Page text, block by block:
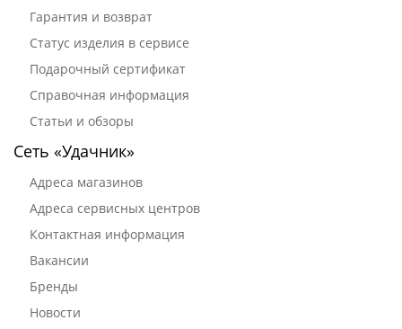
Гарантия и возврат
Статус изделия в сервисе
Подарочный сертификат
Справочная информация
Статьи и обзоры
Сеть «Удачник»
Адреса магазинов
Адреса сервисных центров
Контактная информация
Вакансии
Бренды
Новости